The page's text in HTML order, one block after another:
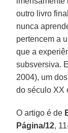
outro livro
nunca
pertencem a
que a
subsversiva.
2004), um
do século XX
O artigo é de
Página/12,